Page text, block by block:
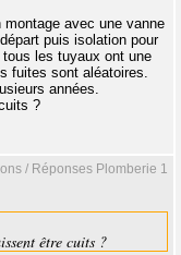
avec une vanne
puis isolation pour
les tuyaux ont une
fuites sont aléatoires.
années.
?
/ Réponses Plomberie 1
être cuits ?